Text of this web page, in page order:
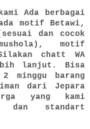
Ada berbagai
motif Betawi,
dan cocok
motif
chatt WA
lanjut. Bisa
minggu barang
dari Jepara
yang kami
dan standart